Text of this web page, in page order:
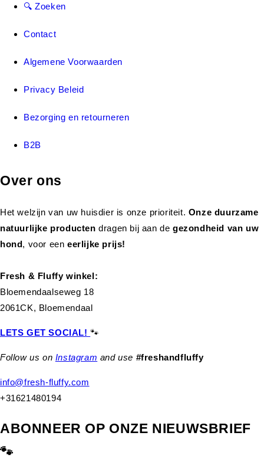
🔍 Zoeken
Contact
Algemene Voorwaarden
Privacy Beleid
Bezorging en retourneren
B2B
Over ons
Het welzijn van uw huisdier is onze prioriteit. Onze duurzame
natuurlijke productendragen bij aan de gezondheid van uw
hond, voor eeneerlijke prijs!
Fresh & Fluffy winkel:
Bloemendaalseweg 18
2061CK, Bloemendaal
LETS GET SOCIAL!🐾
Follow us on Instagram and use #freshandfluffy
info@fresh-fluffy.com
+31621480194
ABONNEER OP ONZE NIEUWSBRIEF
🐾